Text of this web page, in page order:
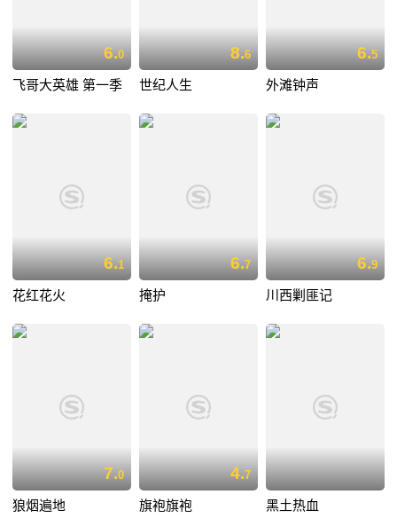
6.0
飞哥大英雄 第一季
8.6
世纪人生
6.5
外滩钟声
6.1
花红花火
6.7
掩护
6.9
川西剿匪记
7.0
狼烟遍地
4.7
旗袍旗袍 黑土热血